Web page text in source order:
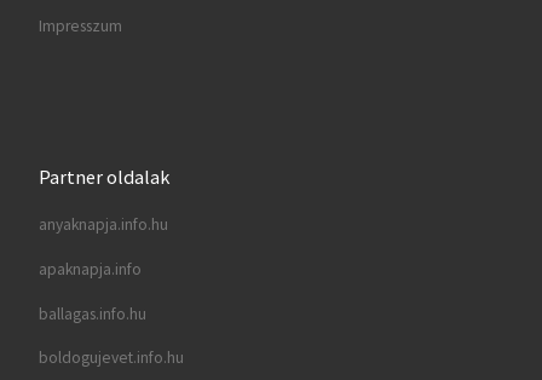
Impresszum
Partner oldalak
anyaknapja.info.hu
apaknapja.info
ballagas.info.hu
boldogujevet.info.hu